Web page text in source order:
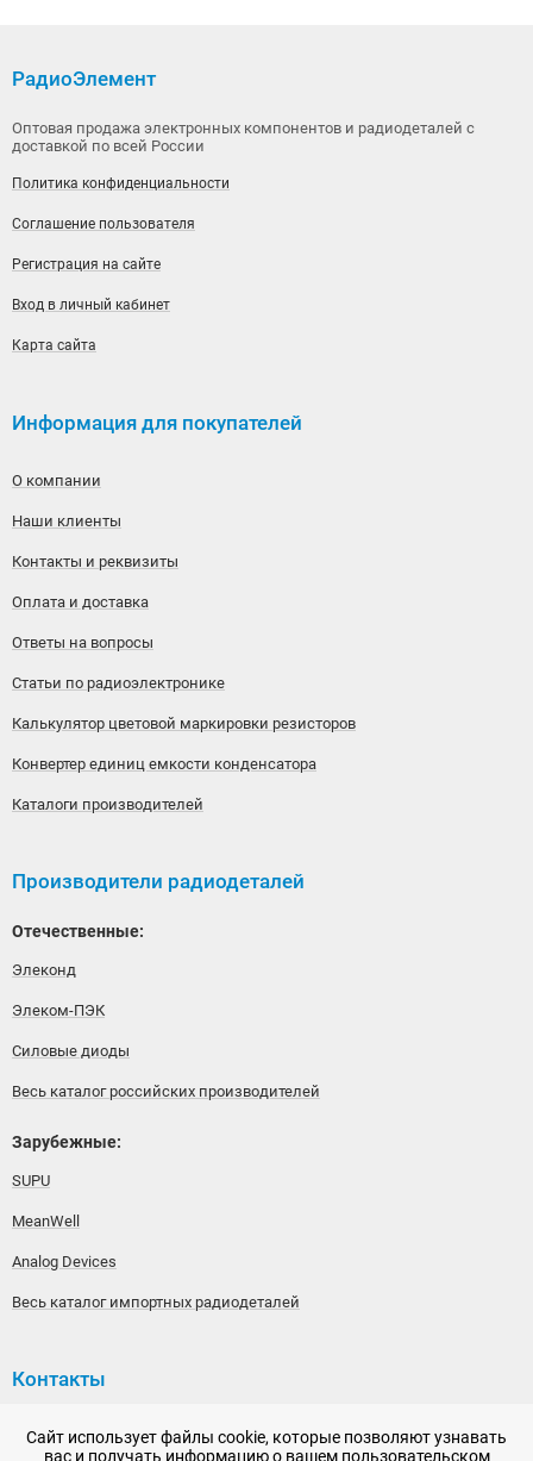
РадиоЭлемент
Оптовая продажа электронных компонентов и радиодеталей с
доставкой по всей России
Политика конфиденциальности
Соглашение пользователя
Регистрация на сайте
Вход в личный кабинет
Карта сайта
Информация для покупателей
О компании
Наши клиенты
Контакты и реквизиты
Оплата и доставка
Ответы на вопросы
Статьи по радиоэлектронике
Калькулятор цветовой маркировки резисторов
Конвертер единиц емкости конденсатора
Каталоги производителей
Производители радиодеталей
Отечественные:
Элеконд
Элеком-ПЭК
Силовые диоды
Весь каталог российских производителей
Зарубежные:
SUPU
MeanWell
Analog Devices
Весь каталог импортных радиодеталей
Контакты
192148, г. Санкт-Петербург, Железнодорожный проспект,
дом 36
Сайт использует файлы cookie, которые позволяют узнавать
вас и получать информацию о вашем пользовательском